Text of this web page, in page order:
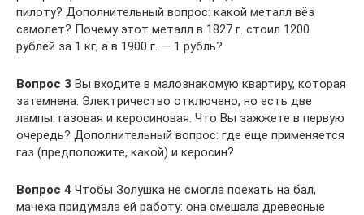
пилоту? Дополнительный вопрос: какой металл вёз
самолет? Почему этот металл в 1827 г. стоил 1200
рублей за 1 кг, а в 1900 г. — 1 рубль?
Вопрос 3 Вы входите в малознакомую квартиру, которая
затемнена. Электричество отключено, но есть две
лампы: газовая и керосиновая. Что Вы зажжете в первую
очередь? Дополнительный вопрос: где еще применяется
газ (предположите, какой) и керосин?
Вопрос 4 Чтобы Золушка не смогла поехать на бал,
мачеха придумала ей работу: она смешала древесные